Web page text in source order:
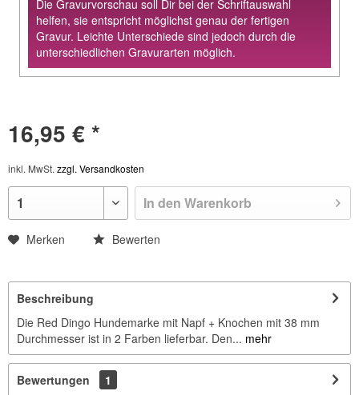
Die Gravurvorschau soll Dir bei der Schriftauswahl
helfen, sie entspricht möglichst genau der fertigen
Gravur. Leichte Unterschiede sind jedoch durch die
unterschiedlichen Gravurarten möglich.
16,95 € *
inkl. MwSt. zzgl. Versandkosten
In den Warenkorb
Merken Bewerten
Beschreibung
Die Red Dingo Hundemarke mit Napf + Knochen mit 38 mm
Durchmesser ist in 2 Farben lieferbar. Den... mehr
Bewertungen
1